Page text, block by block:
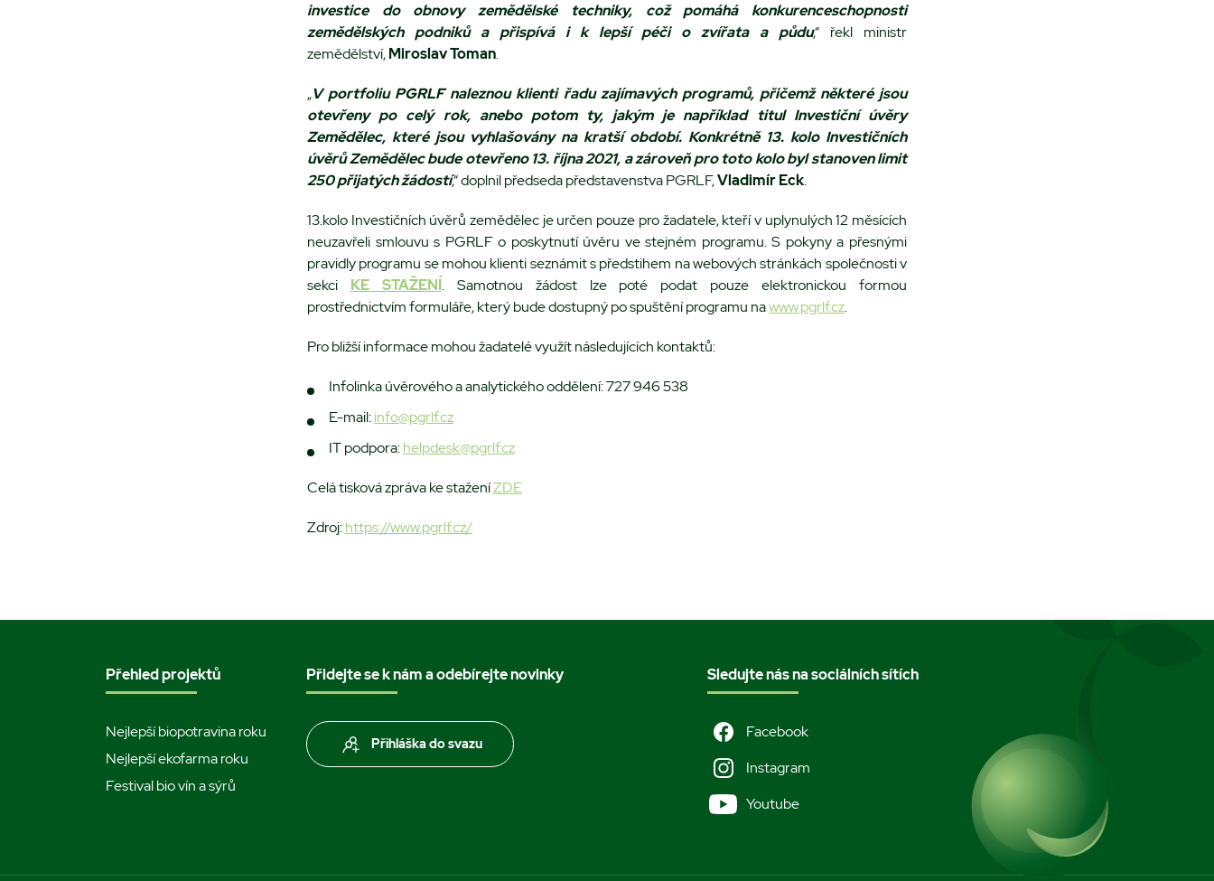
investice do obnovy zemědělské techniky, což pomáhá konkurenceschopnosti
zemědělských podniků a přispívá i k lepší péči o zvířata a půdu,“ řekl ministr
zemědělství,Miroslav Toman.
„V portfoliu PGRLF naleznou klienti řadu zajímavých programů, přičemž některé jsou
otevřeny po celý rok, anebo potom ty, jakým je například titul Investiční úvěry
Zemědělec, které jsou vyhlašovány na kratší období. Konkrétně 13. kolo Investičních
úvěrů Zemědělec bude otevřeno 13. října 2021, a zároveň pro toto kolo byl stanoven limit
250 přijatých žádostí,“ doplnil předseda představenstva PGRLF,Vladimír Eck.
13.kolo Investičních úvěrů zemědělec je určen pouze pro žadatele, kteří v uplynulých 12 měsících
neuzavřeli smlouvu s PGRLF o poskytnutí úvěru ve stejném programu. S pokyny a přesnými
pravidly programu se mohou klienti seznámit s předstihem na webových stránkách společnosti v
sekci KE STAŽENÍ. Samotnou žádost lze poté podat pouze elektronickou formou
prostřednictvím formuláře, který bude dostupný po spuštění programu nawww.pgrlf.cz.
Pro bližší informace mohou žadatelé využít následujících kontaktů:
Infolinka úvěrového a analytického oddělení: 727 946 538
E-mail:info@pgrlf.cz
IT podpora:helpdesk@pgrlf.cz
Celá tisková zpráva ke staženíZDE
Zdroj:https://www.pgrlf.cz/
Přehled projektů
Nejlepší biopotravina roku
Nejlepší ekofarma roku
Festival bio vín a sýrů
Přidejte se k nám a odebírejte novinky
Přihláška do svazu
Sledujte nás na sociálních sítích
Facebook
Instagram
Youtube